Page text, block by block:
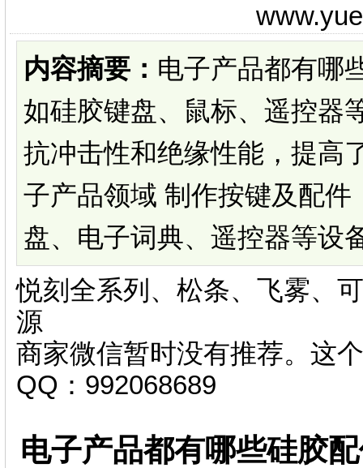
内容摘要： 电子产品都有哪
如硅胶键盘、鼠标、遥控器
抗冲击性和绝缘性能，提高
子产品领域 制作按键及配
盘、电子词典、遥控器等设
悦刻全系列、松条、飞雾、
源
商家微信暂时没有推荐。这
QQ：992068689
电子产品都有哪些硅胶